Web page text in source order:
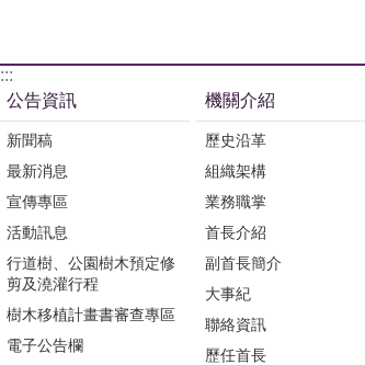
:::
公告資訊
新聞稿
最新消息
宣傳專區
活動訊息
行道樹、公園樹木預定修
剪及澆灌行程
樹木移植計畫書審查專區
電子公告欄
機關介紹
歷史沿革
組織架構
業務職掌
首長介紹
副首長簡介
大事紀
聯絡資訊
歷任首長